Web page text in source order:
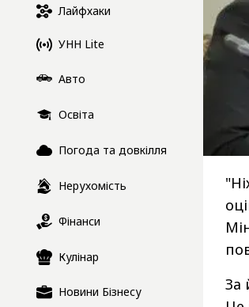
Лайфхаки
УНН Lite
Авто
Освіта
Погода та довкілля
Нерухомість
Фінанси
Кулінар
Новини Бізнесу
За